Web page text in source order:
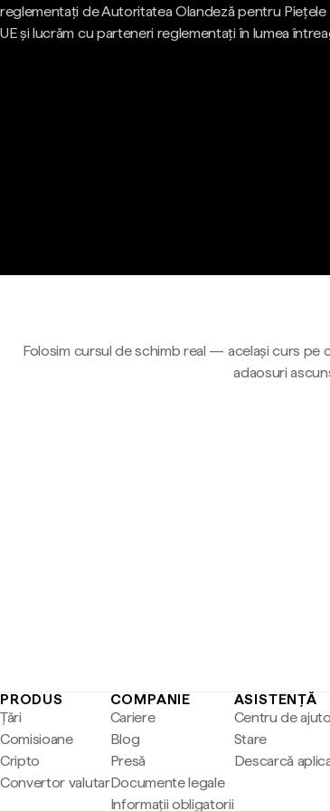
reglementați de Autoritatea Olandeză pentru Piețele
UE și lucrăm cu parteneri reglementați în lumea
Folosim cursul de schimb real — același curs pe
adaosuri
PRODUS
Țări
Comisioane
Cripto
Convertor valutar
COMPANIE
Cariere
Blog
Presă
Documente legale
Informații obligatorii
ASISTENȚĂ
Centru de
Stare
Descarcă